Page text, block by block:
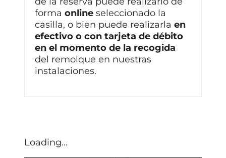
forma online seleccionado la
casilla, o bien puede realizarla en
efectivo o con tarjeta de débito
en el momento de la recogida
del remolque en nuestras
instalaciones.
Loading...